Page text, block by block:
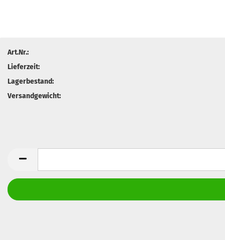
Art.Nr.:
Lieferzeit:
Lagerbestand:
Versandgewicht: